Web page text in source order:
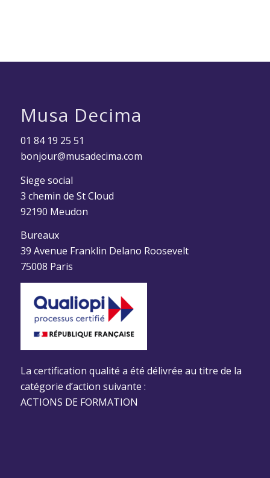
Musa Decima
01 84 19 25 51
bonjour@musadecima.com
Siege social
3 chemin de St Cloud
92190 Meudon
Bureaux
39 Avenue Franklin Delano Roosevelt
75008 Paris
La certification qualité a été délivrée au titre de la
catégorie d’action suivante :
ACTIONS DE FORMATION